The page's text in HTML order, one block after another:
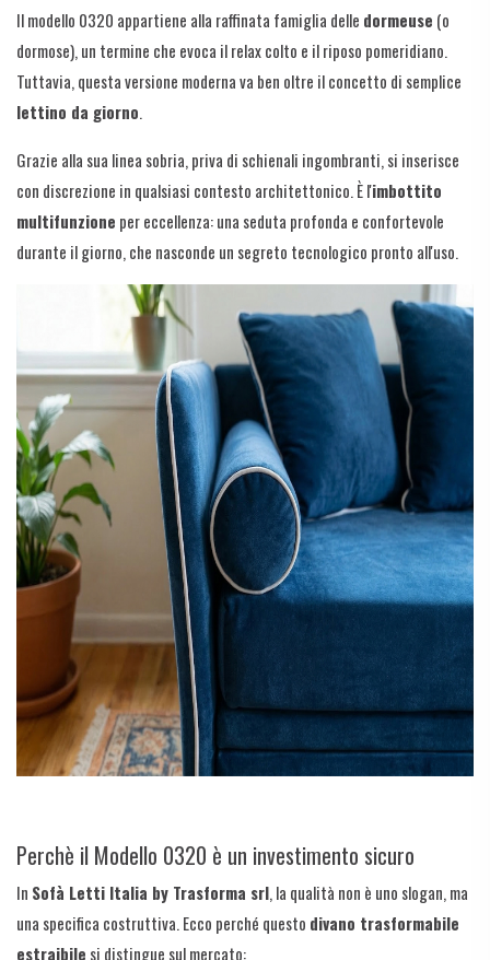
Il modello 0320 appartiene alla raffinata famiglia delle dormeuse (o
dormose), un termine che evoca il relax colto e il riposo pomeridiano.
Tuttavia, questa versione moderna va ben oltre il concetto di semplice
lettino da giorno.
Grazie alla sua linea sobria, priva di schienali ingombranti, si inserisce
con discrezione in qualsiasi contesto architettonico. È l'imbottito
multifunzione per eccellenza: una seduta profonda e confortevole
durante il giorno, che nasconde un segreto tecnologico pronto all'uso.
Perchè il Modello 0320 è un investimento sicuro
In Sofà Letti Italia by Trasforma srl, la qualità non è uno slogan, ma
una specifica costruttiva. Ecco perché questo divano trasformabile
estraibile si distingue sul mercato: